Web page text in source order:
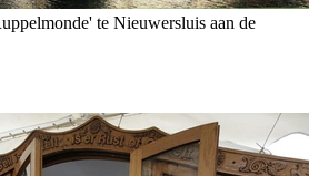
te Nieuwersluis aan de